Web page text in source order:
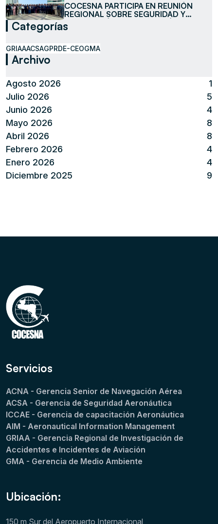
COCESNA PARTICIPA EN REUNIÓN
REGIONAL SOBRE SEGURIDAD Y
FACILITACIÓN DE LA AVIACIÓN
Categorías
GRIAAACSAGPRDE-CEOGMA
Archivo
Agosto 2026
1
Julio 2026
5
Junio 2026
4
Mayo 2026
8
Abril 2026
8
Febrero 2026
4
Enero 2026
4
Diciembre 2025
9
Servicios
ACNA - Gerencia Senior de Navegación Aérea
ACSA - Gerencia de Seguridad Aeronáutica
ICCAE - Gerencia de capacitación Aeronáutica
AIM - Aeronautical Information Management
GRIAA - Gerencia Regional de Investigación de
Accidentes e Incidentes de Aviación
GMA - Gerencia de Medio Ambiente
Ubicación:
150 m Sur del Aeropuerto Internacional